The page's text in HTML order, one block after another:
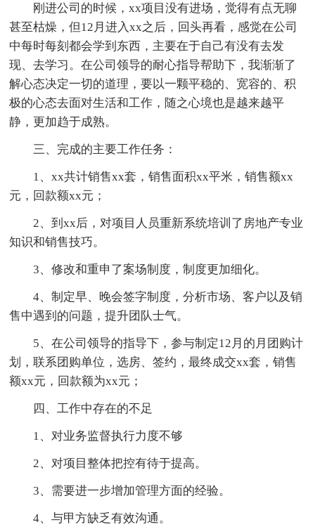
刚进公司的时候，xx项目没有进场，觉得有点无聊
甚至枯燥，但12月进入xx之后，回头再看，感觉在公司
中每时每刻都会学到东西，主要在于自己有没有去发
现、去学习。在公司领导的耐心指导帮助下，我渐渐了
解心态决定一切的道理，要以一颗平稳的、宽容的、积
极的心态去面对生活和工作，随之心境也是越来越平
静，更加趋于成熟。
三、完成的主要工作任务：
1、xx共计销售xx套，销售面积xx平米，销售额xx
元，回款额xx元；
2、到xx后，对项目人员重新系统培训了房地产专业
知识和销售技巧。
3、修改和重申了案场制度，制度更加细化。
4、制定早、晚会签字制度，分析市场、客户以及销
售中遇到的问题，提升团队士气。
5、在公司领导的指导下，参与制定12月的月团购计
划，联系团购单位，选房、签约，最终成交xx套，销售
额xx元，回款额为xx元；
四、工作中存在的不足
1、对业务监督执行力度不够
2、对项目整体把控有待于提高。
3、需要进一步增加管理方面的经验。
4、与甲方缺乏有效沟通。